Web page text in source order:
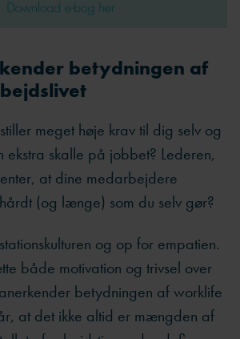
betydningen af
meget høje krav til dig selv og
ekstra skalle på jobbet? Lederen,
at dine medarbejdere
(og længe) som du selv gør?
og op for empatien.
både motivation og trivsel over
betydningen af worklife
at det ikke altid er mængden af